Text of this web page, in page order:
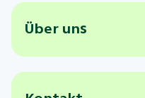
Über uns